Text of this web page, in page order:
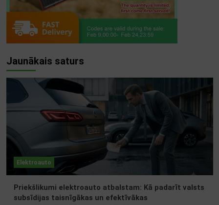
Jaunākais saturs
Elektroauto
Priekšlikumi elektroauto atbalstam: Kā padarīt valsts
subsīdijas taisnīgākas un efektīvākas